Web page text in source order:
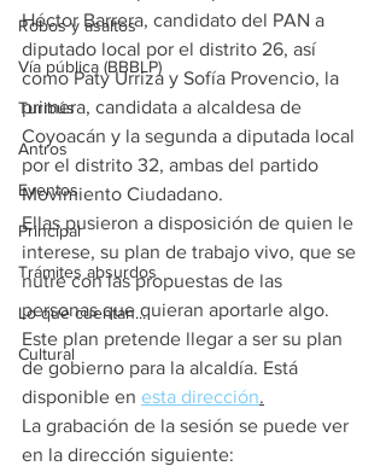
Robos y asaltos
Vía pública (BBBLP)
Turibús
Antros
Eventos
Principal
Trámites absurdos
Lo que cuentan...
Cultural
Héctor Barrera, candidato del PAN a
diputado local por el distrito 26, así
como Paty Urriza y Sofía Provencio, la
primera, candidata a alcaldesa de
Coyoacán y la segunda a diputada local
por el distrito 32, ambas del partido
Movimiento Ciudadano.
Ellas pusieron a disposición de quien le
interese, su plan de trabajo vivo, que se
nutre con las propuestas de las
personas que quieran aportarle algo.
Este plan pretende llegar a ser su plan
de gobierno para la alcaldía. Está
disponible en esta dirección.
La grabación de la sesión se puede ver
en la dirección siguiente: